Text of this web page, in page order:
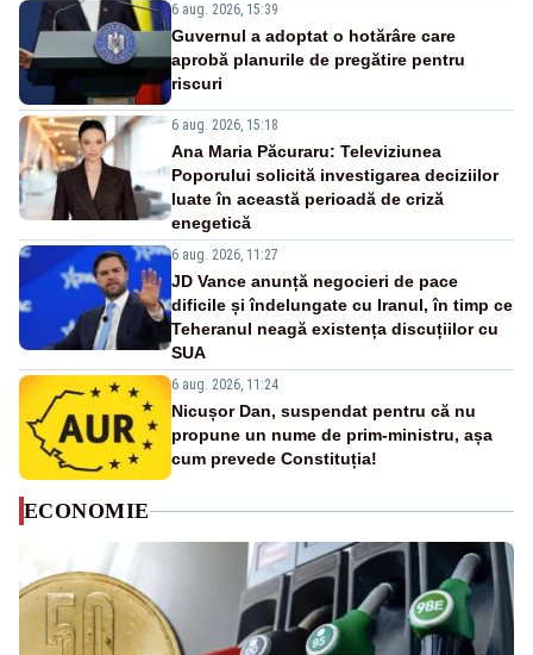
6 aug. 2026, 15:39
Guvernul a adoptat o hotărâre care
aprobă planurile de pregătire pentru
riscuri
6 aug. 2026, 15:18
Ana Maria Păcuraru: Televiziunea
Poporului solicită investigarea deciziilor
luate în această perioadă de criză
enegetică
6 aug. 2026, 11:27
JD Vance anunță negocieri de pace
dificile și îndelungate cu Iranul, în timp ce
Teheranul neagă existența discuțiilor cu
SUA
6 aug. 2026, 11:24
Nicușor Dan, suspendat pentru că nu
propune un nume de prim-ministru, așa
cum prevede Constituția!
ECONOMIE